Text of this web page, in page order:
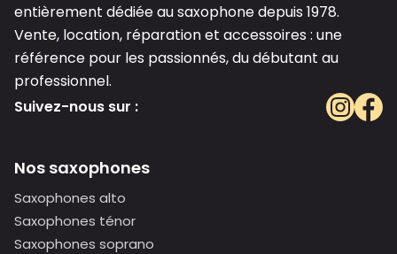
entièrement dédiée au saxophone depuis 1978.
Vente, location, réparation et accessoires : une
référence pour les passionnés, du débutant au
professionnel.
Suivez-nous sur :
Nos saxophones
Saxophones alto
Saxophones ténor
Saxophones soprano